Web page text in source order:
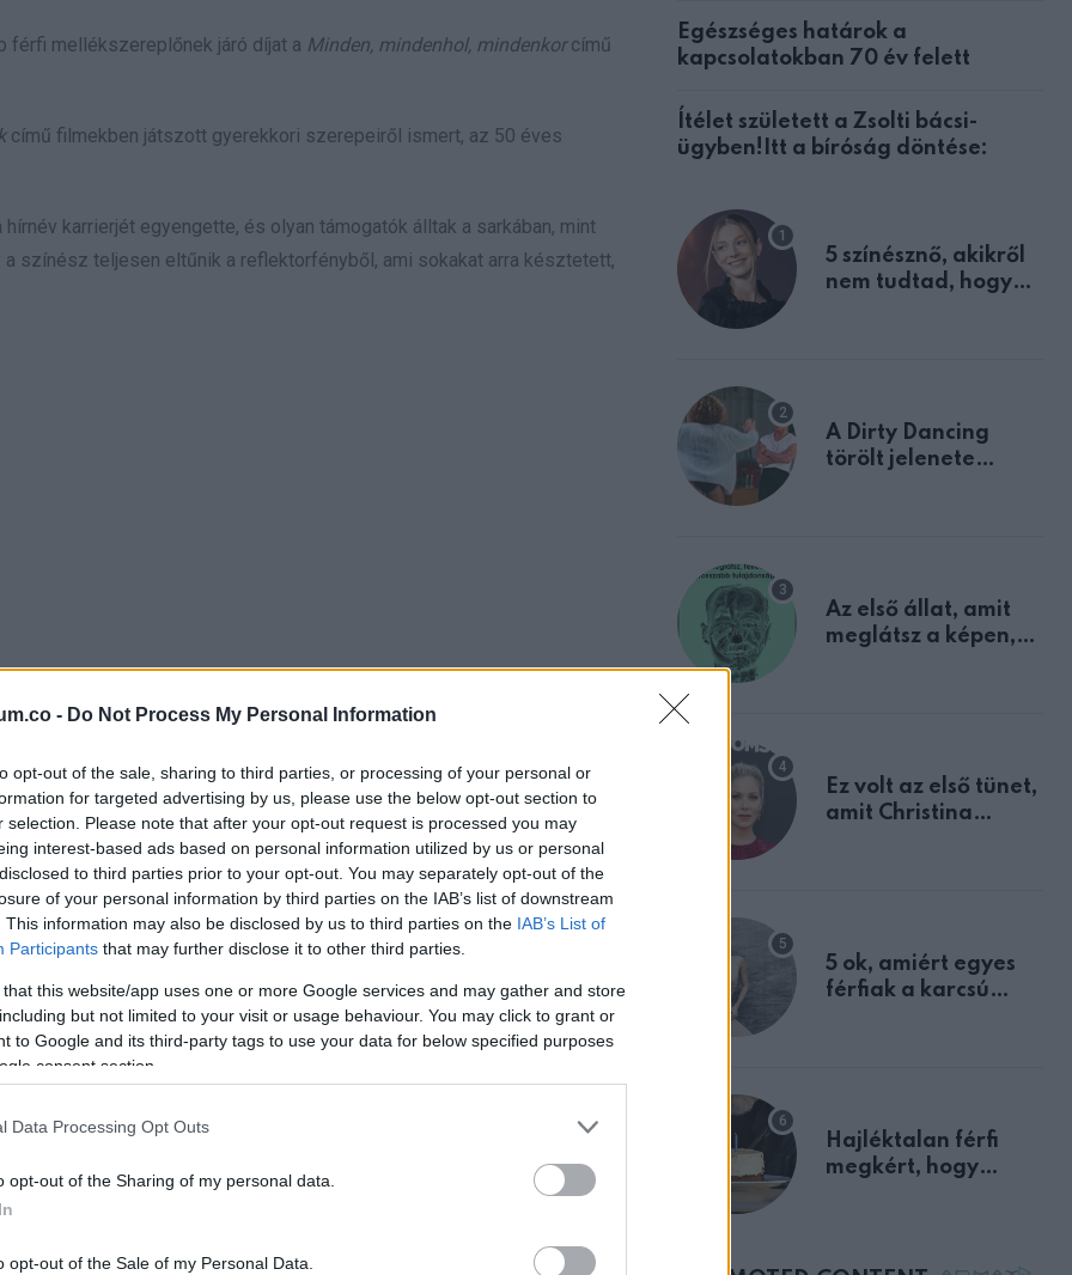
- Do Not Process My Personal Information
opt-out of the sale, sharing to third parties, or processing of your personal or
for targeted advertising by us, please use the below opt-out section to
selection. Please note that after your opt-out request is processed you may
interest-based ads based on personal information utilized by us or personal
to third parties prior to your opt-out. You may separately opt-out of the
of your personal information by third parties on the IAB’s list of downstream
This information may also be disclosed by us to third parties on the IAB’s List of
Participants that may further disclose it to other third parties.
that this website/app uses one or more Google services and may gather and store
but not limited to your visit or usage behaviour. You may click to grant or
to Google and its third-party tags to use your data for below specified purposes
consent section.
Data Processing Opt Outs
opt-out of the Sharing of my personal data.
opt-out of the Sale of my Personal Data.
férfi mellékszereplőnek járó díjat a Minden, mindenhol, mindenkorcímű
című filmekben játszott gyerekkori szerepeiről ismert, az 50 éves
karrierjét egyengette, és olyan támogatók álltak a sarkában, mint
színész teljesen eltűnik a reflektorfényből, ami sokakat arra késztetett,
ben, aMinden, mindenhol, mindenkorcímű filmben, ahol egy kínai
be az Oscar-gálát, Quant pedig a legjobb férfi mellékszereplőnek
minden volt, csak nem könnyű.
Egészséges határok a
kapcsolatokban 70 év felett
Ítélet született a Zsolti bácsi-
ügyben!Itt a bíróság döntése:
5 színésznő, akikről
nem tudtad, hogy
A Dirty Dancing
törölt jelenete
Az első állat, amit
meglátsz a képen,
Ez volt az első tünet,
amit Christina
5 ok, amiért egyes
férfiak a karcsú
Hajléktalan férfi
megkért, hogy